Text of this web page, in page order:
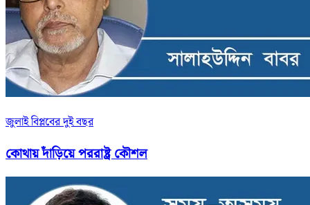
জুলাই বিপ্লবের দুই বছর
কোথায় দাঁড়িয়ে পররাষ্ট্র কৌশল